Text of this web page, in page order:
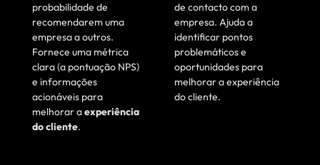
probabilidade de
recomendarem uma
empresa a outros.
Fornece uma métrica
clara (a pontuação NPS)
e informações
acionáveis para
melhorar aexperiência
do cliente.
de contacto com a
empresa. Ajuda a
identificar pontos
problemáticos e
oportunidades para
melhorar a experiência
do cliente.